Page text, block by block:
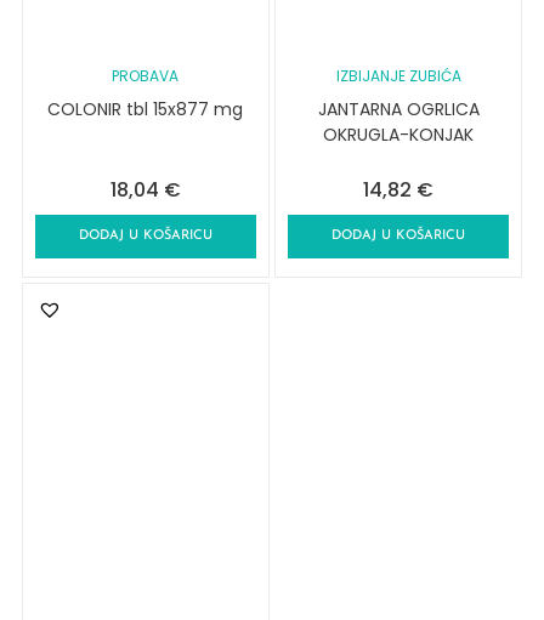
PROBAVA
COLONIR tbl 15x877 mg
18,04 €
DODAJ U KOŠARICU
IZBIJANJE ZUBIĆA
JANTARNA OGRLICA
OKRUGLA-KONJAK
14,82 €
DODAJ U KOŠARICU